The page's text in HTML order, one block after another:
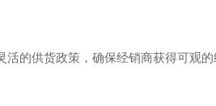
活的供货政策，确保经销商获得可观